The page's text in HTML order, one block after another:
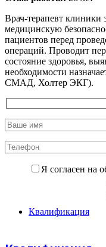
Врач-терапевт клиники
медицинскую
пациентов перед
операций. Проводит
состояние здоровья,
необходимости
СМАД, Холтер ЭКГ).
Я согласен на
Квалификация